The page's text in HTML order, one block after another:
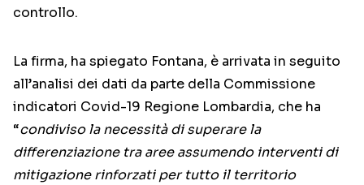
controllo.
La firma, ha spiegato Fontana, è arrivata in seguito
all’analisi dei dati da parte della Commissione
indicatori Covid-19 Regione Lombardia, che ha
“condiviso la necessità di superare la
differenziazione tra aree assumendo interventi di
mitigazione rinforzati per tutto il territorio